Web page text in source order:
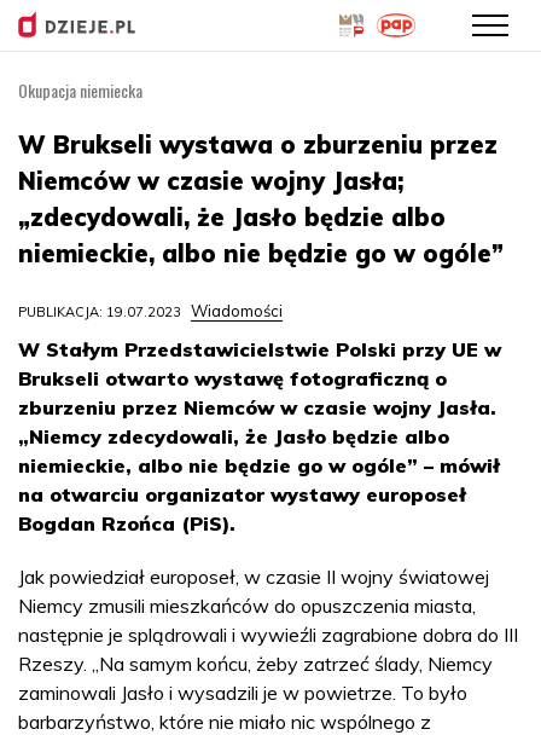
treści
Okupacja niemiecka
W Brukseli wystawa o zburzeniu przez
Niemców w czasie wojny Jasła;
„zdecydowali, że Jasło będzie albo
niemieckie, albo nie będzie go w ogóle”
PUBLIKACJA: 19.07.2023 Wiadomości
W Stałym Przedstawicielstwie Polski przy UE w
Brukseli otwarto wystawę fotograficzną o
zburzeniu przez Niemców w czasie wojny Jasła.
„Niemcy zdecydowali, że Jasło będzie albo
niemieckie, albo nie będzie go w ogóle” – mówił
na otwarciu organizator wystawy europoseł
Bogdan Rzońca (PiS).
Jak powiedział europoseł, w czasie II wojny światowej
Niemcy zmusili mieszkańców do opuszczenia miasta,
następnie je splądrowali i wywieźli zagrabione dobra do III
Rzeszy. „Na samym końcu, żeby zatrzeć ślady, Niemcy
zaminowali Jasło i wysadzili je w powietrze. To było
barbarzyństwo, które nie miało nic wspólnego z